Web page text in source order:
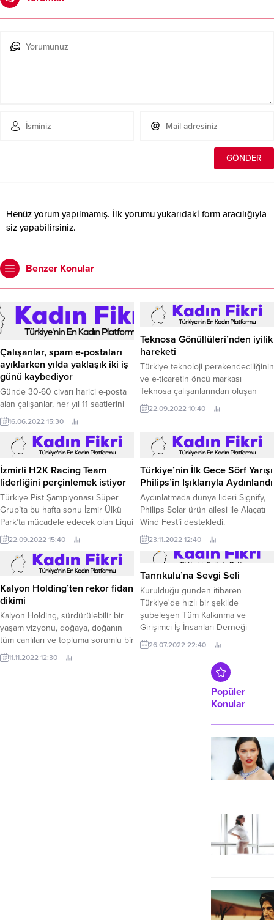
Henüz yorum yapılmamış. İlk yorumu yukarıdaki form aracılığıyla
siz yapabilirsiniz.
Benzer Konular
Çalışanlar, spam e-postaları
ayıklarken yılda yaklaşık iki iş
günü kaybediyor
Günde 30-60 civarı harici e-posta
alan çalışanlar, her yıl 11 saatlerini
spam iletileri inceleyerek ve tespit
ederek boşa harcıyor.
16.06.2022 15:30
Teknosa Gönüllüleri’nden iyilik
hareketi
Türkiye teknoloji perakendeciliğinin
ve e-ticaretin öncü markası
Teknosa çalışanlarından oluşan
Teknosa Gönüllüleri, Teknosa
güvencesini ve tecrübesini taşıyan
gelirin bir kısmını belirledikleri sivil
toplum kuruluşlarına bağışlayacak.
22.09.2022 10:40
İzmirli H2K Racing Team
liderliğini perçinlemek istiyor
Türkiye Pist Şampiyonası Süper
Grup’ta bu hafta sonu İzmir Ülkü
Park’ta mücadele edecek olan Liqui
Moly H2K Racing Team, liderliğini
perçinlemek istiyor Otomobil
sporlarına yeni sporcu kazandırma
misyonu ile hareket eden, İzmirli
eğitmen pilotlar Kamil Çat ve Hazal
Edremitlioğlu tarafından kurulan
22.09.2022 15:40
Türkiye’nin İlk Gece Sörf Yarışı
Philips’in Işıklarıyla Aydınlandı
Aydınlatmada dünya lideri Signify,
Philips Solar ürün ailesi ile Alaçatı
Wind Fest’i destekledi.
23.11.2022 12:40
Kalyon Holding’ten rekor fidan
dikimi
Kalyon Holding, sürdürülebilir bir
yaşam vizyonu, doğaya, doğanın
tüm canlıları ve topluma sorumlu bir
marka anlayışıyla Türkiye’yi
ağaçlandırmaya devam ediyor.
11.11.2022 12:30
Tanrıkulu’na Sevgi Seli
Kurulduğu günden itibaren
Türkiye'de hızlı bir şekilde
şubeleşen Tüm Kalkınma ve
Girişimci İş İnsanları Derneği
(TÜMKİAD),36.
26.07.2022 22:40
Popüler
Konular